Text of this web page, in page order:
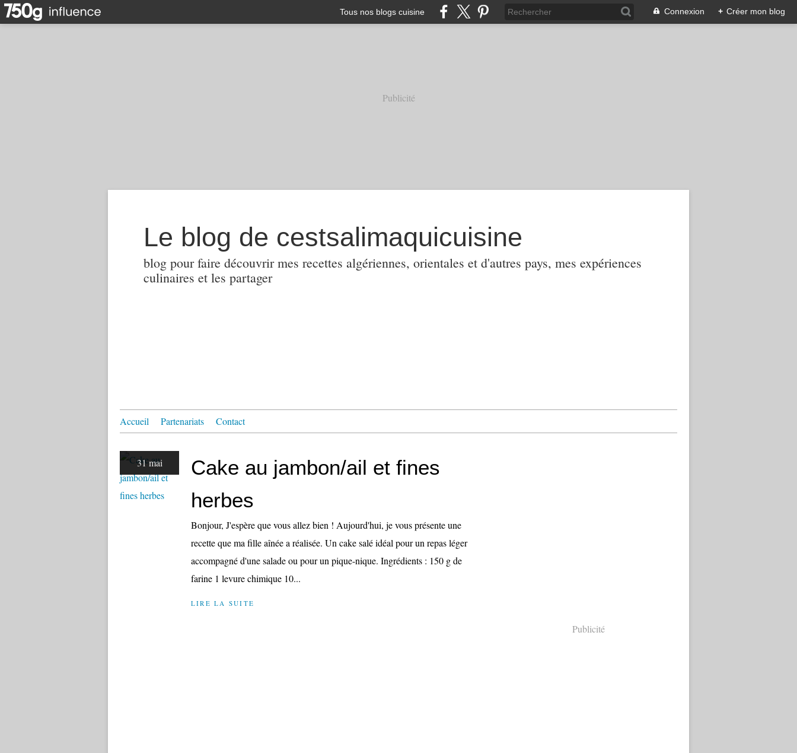
Tous nos blogs cuisine Connexion + Créer mon blog
Publicité
Le blog de cestsalimaquicuisine
blog pour faire découvrir mes recettes algériennes, orientales et d'autres pays, mes expériences
culinaires et les partager
Accueil Partenariats Contact
31 mai
Cake au jambon/ail et fines
herbes
Bonjour, J'espère que vous allez bien ! Aujourd'hui, je vous présente une
recette que ma fille aînée a réalisée. Un cake salé idéal pour un repas léger
accompagné d'une salade ou pour un pique-nique. Ingrédients : 150 g de
farine 1 levure chimique 10...
LIRE LA SUITE
Publicité